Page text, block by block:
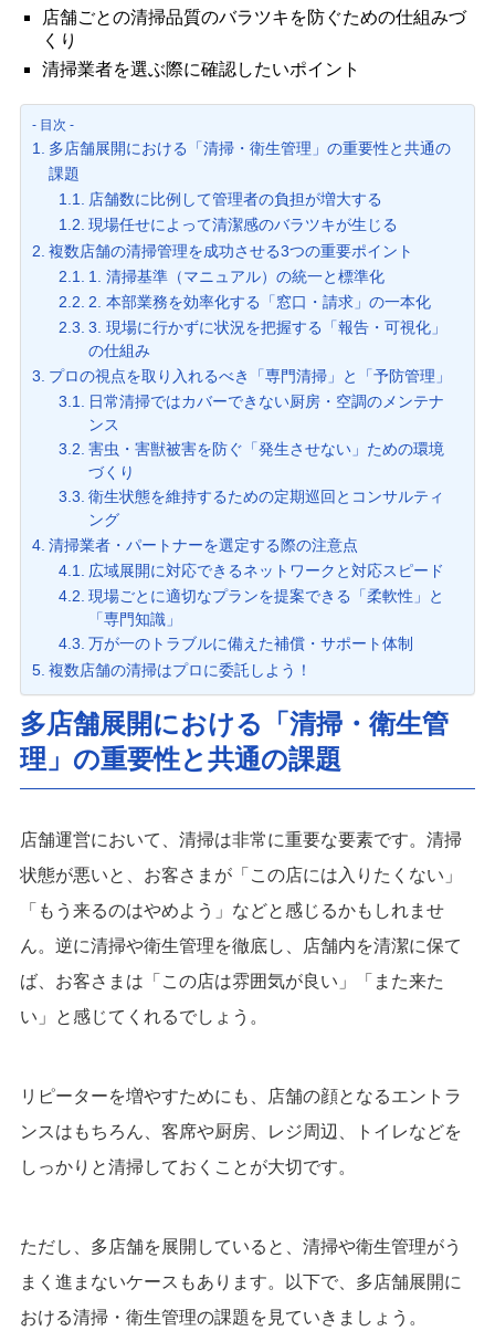
店舗ごとの清掃品質のバラツキを防ぐための仕組みづ
くり
清掃業者を選ぶ際に確認したいポイント
- 目次 -
多店舗展開における「清掃・衛生管理」の重要性と共通の
課題
店舗数に比例して管理者の負担が増大する
現場任せによって清潔感のバラツキが生じる
複数店舗の清掃管理を成功させる3つの重要ポイント
1. 清掃基準（マニュアル）の統一と標準化
2. 本部業務を効率化する「窓口・請求」の一本化
3. 現場に行かずに状況を把握する「報告・可視化」
の仕組み
プロの視点を取り入れるべき「専門清掃」と「予防管理」
日常清掃ではカバーできない厨房・空調のメンテナ
ンス
害虫・害獣被害を防ぐ「発生させない」ための環境
づくり
衛生状態を維持するための定期巡回とコンサルティ
ング
清掃業者・パートナーを選定する際の注意点
広域展開に対応できるネットワークと対応スピード
現場ごとに適切なプランを提案できる「柔軟性」と
「専門知識」
万が一のトラブルに備えた補償・サポート体制
複数店舗の清掃はプロに委託しよう！
多店舗展開における「清掃・衛生管
理」の重要性と共通の課題
店舗運営において、清掃は非常に重要な要素です。清掃
状態が悪いと、お客さまが「この店には入りたくない」
「もう来るのはやめよう」などと感じるかもしれませ
ん。逆に清掃や衛生管理を徹底し、店舗内を清潔に保て
ば、お客さまは「この店は雰囲気が良い」「また来た
い」と感じてくれるでしょう。
リピーターを増やすためにも、店舗の顔となるエントラ
ンスはもちろん、客席や厨房、レジ周辺、トイレなどを
しっかりと清掃しておくことが大切です。
ただし、多店舗を展開していると、清掃や衛生管理がう
まく進まないケースもあります。以下で、多店舗展開に
おける清掃・衛生管理の課題を見ていきましょう。